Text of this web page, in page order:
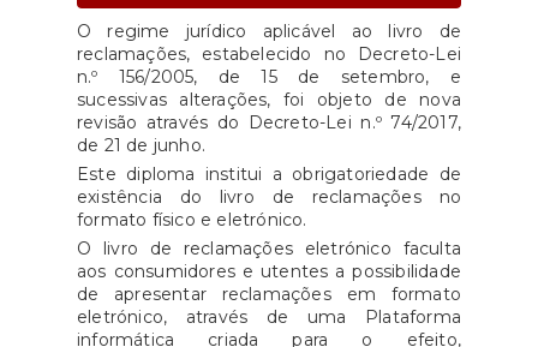
O regime jurídico aplicável ao livro de
reclamações, estabelecido no Decreto-Lei
n.º 156/2005, de 15 de setembro, e
sucessivas alterações, foi objeto de nova
revisão através do Decreto-Lei n.º 74/2017,
de 21 de junho.
Este diploma institui a obrigatoriedade de
existência do livro de reclamações no
formato físico e eletrónico.
O livro de reclamações eletrónico faculta
aos consumidores e utentes a possibilidade
de apresentar reclamações em formato
eletrónico, através de uma Plataforma
informática criada para o efeito,